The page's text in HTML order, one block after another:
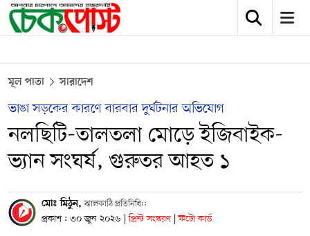
মূল পাতা সারাদেশ
ভাঙা সড়কের কারণে বারবার দুর্ঘটনার অভিযোগ
নলছিটি-তালতলা মোড়ে ইজিবাইক-
ভ্যান সংঘর্ষ, গুরুতর আহত ১
মোঃ মিঠুন,ঝালকাঠি প্রতিনিধি::
প্রকাশ : ৩০ জুন ২০২৬ | প্রিন্ট সংস্করণ | ফটো কার্ড